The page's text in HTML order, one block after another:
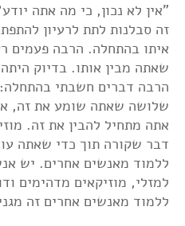
"אין לא נכון, כי מה אתה
זה סבלנות לתת לרעיון
איתו בהתחלה. הרבה פעמים
שאתה מבין אותו. בדיוק
הרבה דברים חשבתי
שלושה שאתה שומע את זה,
אתה מתחיל להבין את זה.
דבר שקורה תוך כדי שאתה
ללמוד מאנשים אחרים. יש
למזלי, מוזיקאים מדהימים
ללמוד מאנשים אחרים זה